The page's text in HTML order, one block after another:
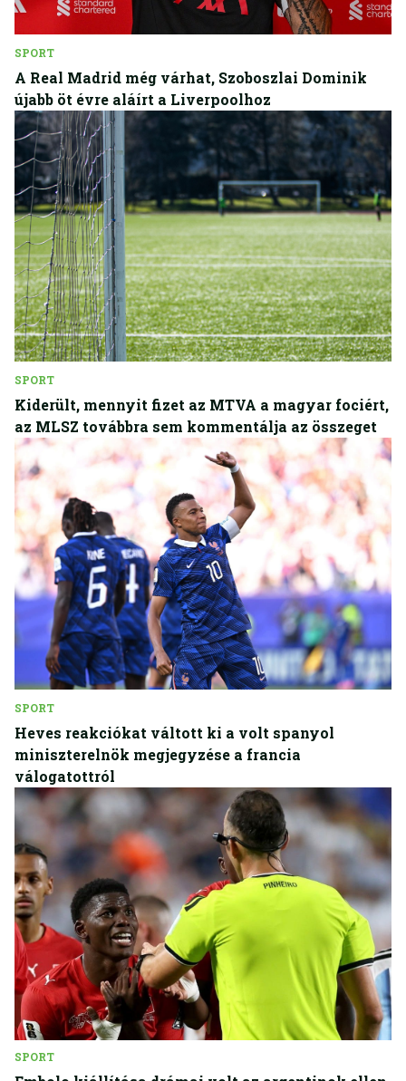
SPORT
A Real Madrid még várhat, Szoboszlai Dominik
újabb öt évre aláírt a Liverpoolhoz
SPORT
Kiderült, mennyit fizet az MTVA a magyar fociért,
az MLSZ továbbra sem kommentálja az összeget
SPORT
Heves reakciókat váltott ki a volt spanyol
miniszterelnök megjegyzése a francia
válogatottról
SPORT